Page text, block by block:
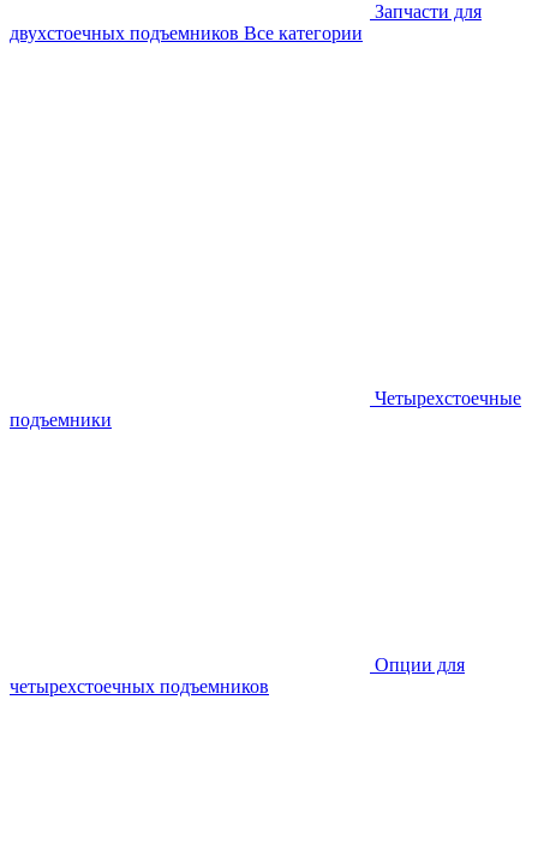
Запчасти для
двухстоечных подъемников Все категории
Четырехстоечные
подъемники
Опции для
четырехстоечных подъемников